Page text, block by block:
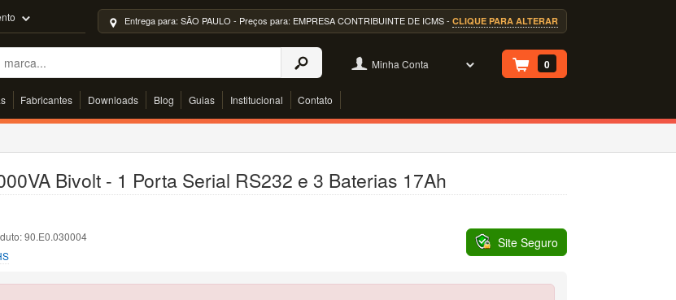
Entrega para: SÃO PAULO - Preços para: EMPRESA CONTRIBUINTE DE ICMS - CLIQUE PARA ALTERAR
Minha Conta 0
Fabricantes Downloads Blog Guias Institucional Contato
Bivolt - 1 Porta Serial RS232 e 3 Baterias 17Ah
Site Seguro
90.E0.030004